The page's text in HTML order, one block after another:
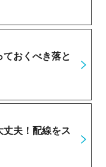
おくべき落と
丈夫！配線をス